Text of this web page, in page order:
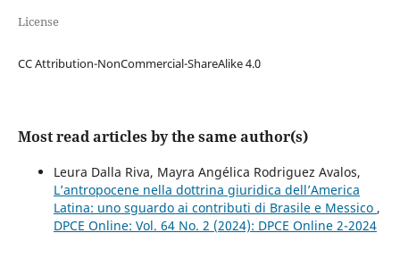
License
CC Attribution-NonCommercial-ShareAlike 4.0
Most read articles by the same author(s)
Leura Dalla Riva, Mayra Angélica Rodriguez Avalos,
L’antropocene nella dottrina giuridica dell’America
Latina: uno sguardo ai contributi di Brasile e Messico ,
DPCE Online: Vol. 64 No. 2 (2024): DPCE Online 2-2024